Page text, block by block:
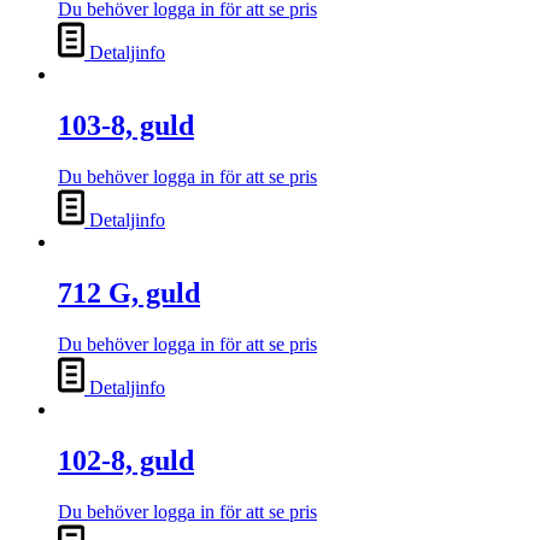
Du behöver logga in för att se pris
Detaljinfo
103-8, guld
Du behöver logga in för att se pris
Detaljinfo
712 G, guld
Du behöver logga in för att se pris
Detaljinfo
102-8, guld
Du behöver logga in för att se pris